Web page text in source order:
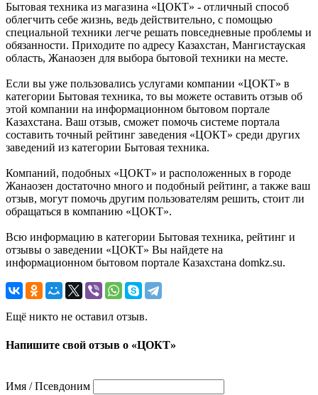
Бытовая техника из магазина «ЦОКТ» - отличный способ
облегчить себе жизнь, ведь действительно, с помощью
специальной техники легче решать повседневные проблемы и
обязанности. Приходите по адресу Казахстан, Мангистауская
область, Жанаозен для выбора бытовой техники на месте.
Если вы уже пользовались услугами компании «ЦОКТ» в
категории Бытовая техника, то вы можете оставить отзыв об
этой компании на информационном бытовом портале
Казахстана. Ваш отзыв, сможет помочь системе портала
составить точный рейтинг заведения «ЦОКТ» среди других
заведений из категории Бытовая техника.
Компаний, подобных «ЦОКТ» и расположенных в городе
Жанаозен достаточно много и подобный рейтинг, а также ваш
отзыв, могут помочь другим пользователям решить, стоит ли
обращаться в компанию «ЦОКТ».
Всю информацию в категории Бытовая техника, рейтинг и
отзывы о заведении «ЦОКТ» Вы найдете на
информационном бытовом портале Казахстана domkz.su.
Ещё никто не оставил отзыв.
Напишите свой отзыв о «ЦОКТ»
Имя / Псевдоним